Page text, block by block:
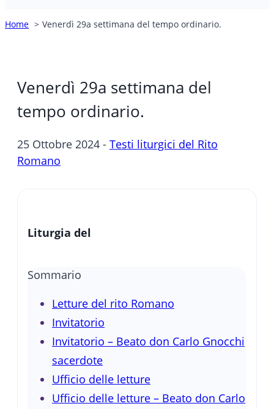
Home Venerdì 29a settimana del tempo ordinario.
Venerdì 29a settimana del
tempo ordinario.
25 Ottobre 2024 - Testi liturgici del Rito
Romano
Liturgia del
Sommario
Letture del rito Romano
Invitatorio
Invitatorio – Beato don Carlo Gnocchi
sacerdote
Ufficio delle letture
Ufficio delle letture – Beato don Carlo